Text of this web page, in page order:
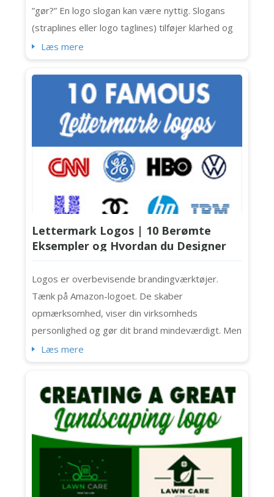
”gør?” En logo slogan kan være nyttig. Slogans
(straplines eller logo taglines) tilføjer klarhed og
personlighed (og lidt ekstra punch) til logoer. Ikke
mudrer en tagline blot budskabet eller fylder
designet. Hvis du er ved at skabe en
brandidentitet ell...
Læs mere
Lettermark Logos | 10 Berømte
Eksempler og Hvordan du Designer
Din Egen Til Dit Firma
Logos er overbevisende brandingværktøjer.
Tænk på Amazon-logoet. De skaber
opmærksomhed, viser din virksomheds
personlighed og gør dit brand mindeværdigt. Men
i dag vil vi fokusere på de tidløse, rene og
IBM og NASA). Lad os komme i gang. Hvad er et
bogstavlogo? Først lad os tale om det
grundlæggende. Denne logotype ...
Læs mere